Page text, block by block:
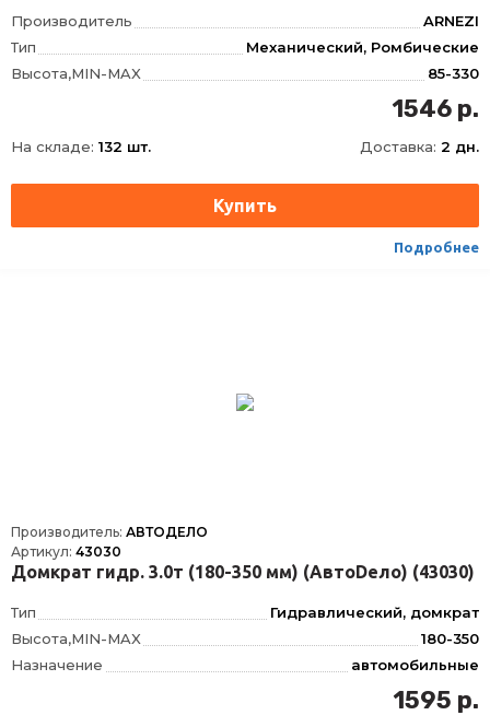
Производитель
ARNEZI
Тип
Механический, Ромбические
Высота,MIN-MAX
85-330
ромбический
0.8
Высота подхвата
85
1546 р.
На складе: 132 шт. Доставка: 2 дн.
Подробнее
Производитель: АВТОДЕЛО
Артикул: 43030
Домкрат гидр. 3.0т (180-350 мм) (АвтоDело) (43030)
Тип
Гидравлический, домкрат
Высота,MIN-MAX
180-350
Назначение
автомобильные
бутылочный
гидравлический
1595 р.